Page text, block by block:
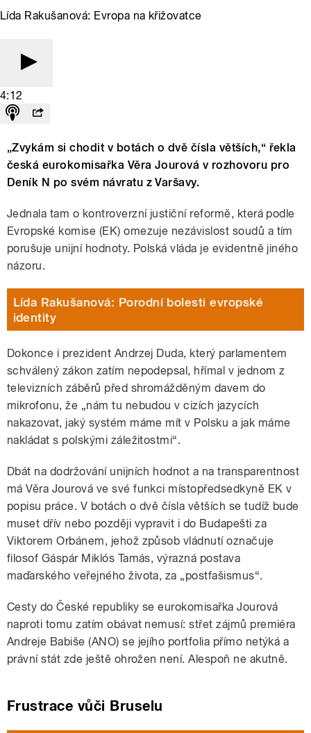
Lída Rakušanová: Evropa na křižovatce
4:12
„Zvykám si chodit v botách o dvě čísla větších,“ řekla
česká eurokomisařka Věra Jourová v rozhovoru pro
Deník N po svém návratu z Varšavy.
Jednala tam o kontroverzní justiční reformě, která podle
Evropské komise (EK) omezuje nezávislost soudů a tím
porušuje unijní hodnoty. Polská vláda je evidentně jiného
názoru.
Lída Rakušanová: Porodní bolesti evropské
identity
Dokonce i prezident Andrzej Duda, který parlamentem
schválený zákon zatím nepodepsal, hřímal v jednom z
televizních záběrů před shromážděným davem do
mikrofonu, že „nám tu nebudou v cizích jazycích
nakazovat, jaký systém máme mít v Polsku a jak máme
nakládat s polskými záležitostmi“.
Dbát na dodržování unijních hodnot a na transparentnost
má Věra Jourová ve své funkci místopředsedkyně EK v
popisu práce. V botách o dvě čísla větších se tudíž bude
muset dřív nebo později vypravit i do Budapešti za
Viktorem Orbánem, jehož způsob vládnutí označuje
filosof Gáspár Miklós Tamás, výrazná postava
maďarského veřejného života, za „postfašismus“.
Cesty do České republiky se eurokomisařka Jourová
naproti tomu zatím obávat nemusí: střet zájmů premiéra
Andreje Babiše (ANO) se jejího portfolia přímo netýká a
právní stát zde ještě ohrožen není. Alespoň ne akutně.
Frustrace vůči Bruselu